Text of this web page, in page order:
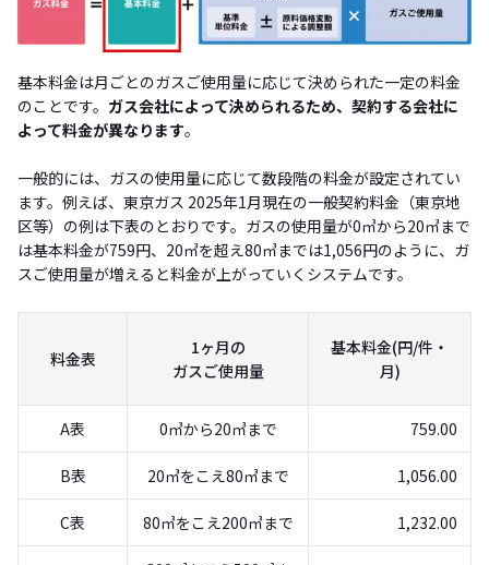
基本料金は月ごとのガスご使用量に応じて決められた一定の料金
のことです。 ガス会社によって決められるため、契約する会社に
よって料金が異なります。
一般的には、ガスの使用量に応じて数段階の料金が設定されてい
ます。例えば、東京ガス 2025年1月現在の一般契約料金（東京地
区等）の例は下表のとおりです。ガスの使用量が0㎥から20㎥まで
は基本料金が759円、20㎥を超え80㎥までは1,056円のように、ガ
スご使用量が増えると料金が上がっていくシステムです。
料金表
1ヶ月の
ガスご使用量
基本料金(円/件・
月)
A表 0㎥から20㎥まで 759.00
B表 20㎥をこえ80㎥まで 1,056.00
C表 80㎥をこえ200㎥まで 1,232.00